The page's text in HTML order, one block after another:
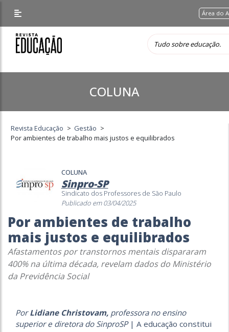
Área do
COLUNA
Revista Educação > Gestão >
Por ambientes de trabalho mais justos e equilibrados
COLUNA
Sinpro-SP
Sindicato dos Professores de São Paulo
Publicado em 03/04/2025
Por ambientes de trabalho
mais justos e equilibrados
Afastamentos por transtornos mentais dispararam
400% na última década, revelam dados do Ministério
da Previdência Social
PorLidiane Christovam, professora no ensino
superior e diretora do SinproSP | A educação constitui